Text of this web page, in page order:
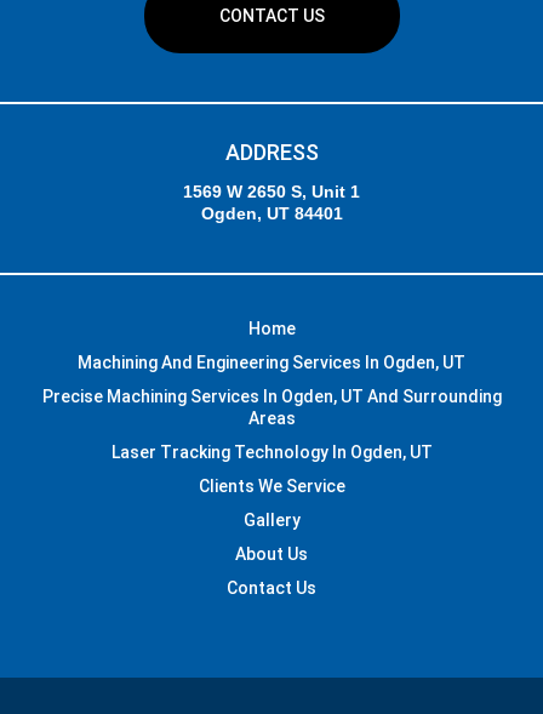
CONTACT US
ADDRESS
1569 W 2650 S, Unit 1
Ogden, UT 84401
Home
Machining And Engineering Services In Ogden, UT
Precise Machining Services In Ogden, UT And Surrounding
Areas
Laser Tracking Technology In Ogden, UT
Clients We Service
Gallery
About Us
Contact Us